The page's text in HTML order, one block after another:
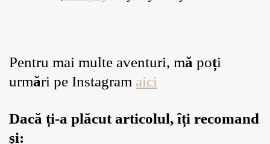
Pentru mai multe aventuri, mă poți
urmări pe Instagram aici
Dacă ți-a plăcut articolul, îți recomand
și: